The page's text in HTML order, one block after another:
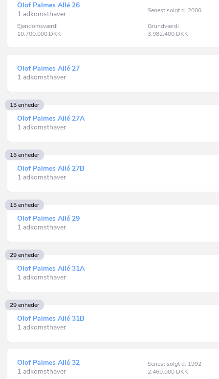
Olof Palmes Allé 26
1 adkomsthaver
Senest solgt d. 2000
Ejendomsværdi
10.700.000 DKK
Grundværdi
3.982.400 DKK
Olof Palmes Allé 27
1 adkomsthaver
15 enheder
Olof Palmes Allé 27A
1 adkomsthaver
15 enheder
Olof Palmes Allé 27B
1 adkomsthaver
15 enheder
Olof Palmes Allé 29
1 adkomsthaver
29 enheder
Olof Palmes Allé 31A
1 adkomsthaver
29 enheder
Olof Palmes Allé 31B
1 adkomsthaver
Olof Palmes Allé 32
1 adkomsthaver
Senest solgt d. 1992
2.460.000 DKK